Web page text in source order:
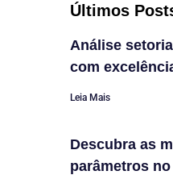
Últimos
Análise
com
Leia Mais
Descubra as
parâmetros